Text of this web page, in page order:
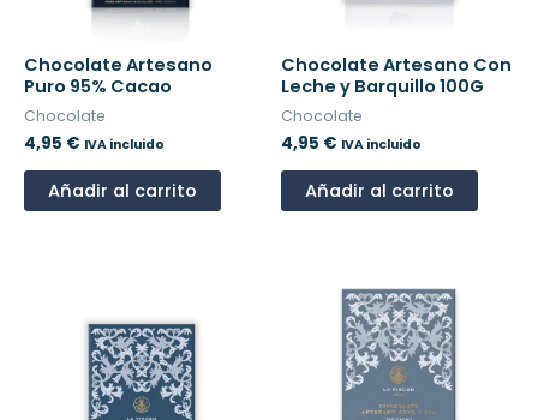
Chocolate Artesano
Puro 95% Cacao
Chocolate
4,95 € IVA incluido
Añadir al carrito
Chocolate Artesano Con
Leche y Barquillo 100G
Chocolate
4,95 € IVA incluido
Añadir al carrito